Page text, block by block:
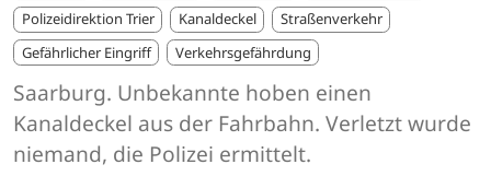
Polizeidirektion Trier
Kanaldeckel
Straßenverkehr
Gefährlicher Eingriff
Verkehrsgefährdung
Saarburg. Unbekannte hoben einen
Kanaldeckel aus der Fahrbahn. Verletzt wurde
niemand, die Polizei ermittelt.